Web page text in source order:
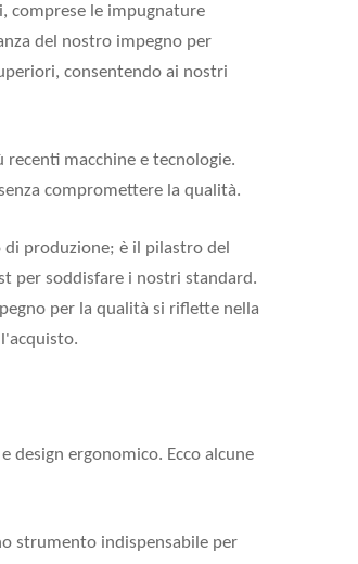
comprese le impugnature
del nostro impegno per
consentendo ai nostri
macchine e tecnologie.
compromettere la qualità.
produzione; è il pilastro del
per soddisfare i nostri standard.
per la qualità si riflette nella
design ergonomico. Ecco alcune
strumento indispensabile per